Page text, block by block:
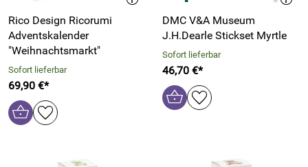
Rico Design Ricorumi
Adventskalender
"Weihnachtsmarkt"
Sofort lieferbar
69,90 €*
DMC V&A Museum
J.H.Dearle Stickset Myrtle
Sofort lieferbar
46,70 €*